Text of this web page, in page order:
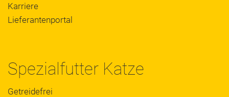
Karriere
Lieferantenportal
Spezialfutter Katze
Getreidefrei